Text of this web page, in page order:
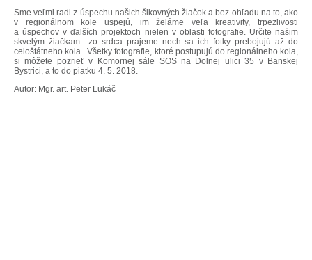
Sme veľmi radi z úspechu našich šikovných žiačok a bez ohľadu na to, ako
v regionálnom kole uspejú, im želáme veľa kreativity, trpezlivosti
a úspechov v ďalších projektoch nielen v oblasti fotografie. Určite našim
skvelým žiačkam zo srdca prajeme nech sa ich fotky prebojujú až do
celoštátneho kola.. Všetky fotografie, ktoré postupujú do regionálneho kola,
si môžete pozrieť v Komornej sále SOS na Dolnej ulici 35 v Banskej
Bystrici, a to do piatku 4. 5. 2018.
Autor: Mgr. art. Peter Lukáč